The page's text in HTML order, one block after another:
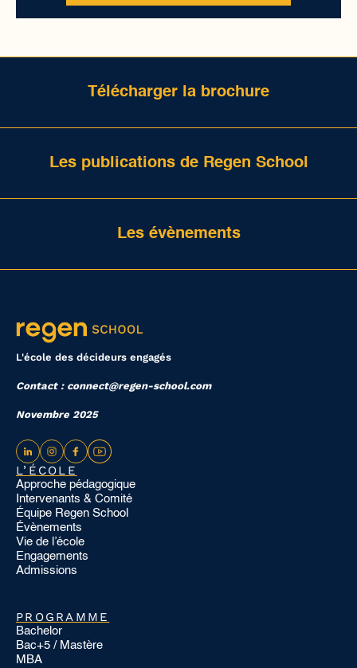
Télécharger la brochure
Les publications de Regen School
Les évènements
L'école des décideurs engagés
Contact : connect@regen-school.com
Novembre 2025
L’ÉCOLE
Approche pédagogique
Intervenants & Comité
Équipe Regen School
Évènements
Vie de l’école
Engagements
Admissions
PROGRAMME
Bachelor
Bac+5 / Mastère
MBA